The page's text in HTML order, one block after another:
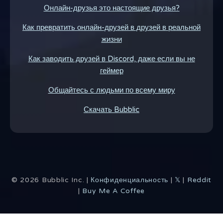
Онлайн-друзья это настоящие друзья?
Как превратить онлайн-друзей в друзей в реальной
жизни
Как заводить друзей в Discord, даже если вы не
геймер
Общайтесь с людьми по всему миру
Скачать Bubblic
© 2026 Bubblic Inc. | Конфиденциальность | 𝕏 | Reddit
| Buy Me A Coffee